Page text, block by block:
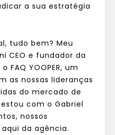
a sua estratégia
tudo bem? Meu
CEO e fundador da
FAQ YOOPER, um
as nossas lideranças
do mercado de
com o Gabriel
nossos
da agência.